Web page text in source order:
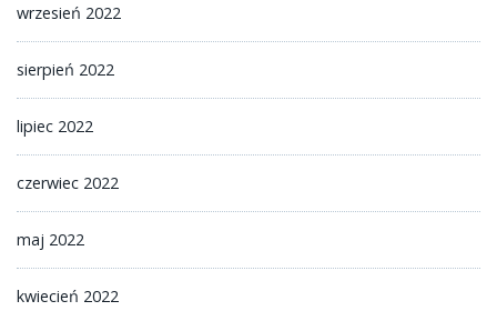
wrzesień 2022
sierpień 2022
lipiec 2022
czerwiec 2022
maj 2022
kwiecień 2022